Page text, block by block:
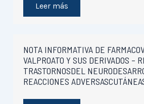
Leer más
NOTA INFORMATIVA DE
VALPROATO Y SUS DERIVADOS –
TRASTORNOSDEL
REACCIONES